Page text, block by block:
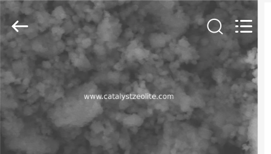
বাড়ি
পণ্য
আমাদের
CATALYSTS
GROUP
CO.,LTD.
Rights
Reserved.